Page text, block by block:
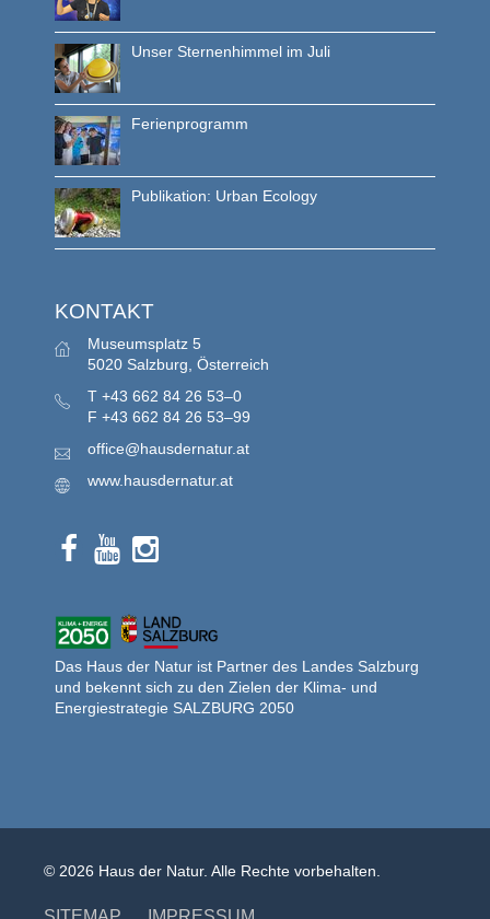
Unser Sternenhimmel im Juli
Ferienprogramm
Publikation: Urban Ecology
KONTAKT
Museumsplatz 5
5020 Salzburg, Österreich
T +43 662 84 26 53–0
F +43 662 84 26 53–99
office@hausdernatur.at
www.hausdernatur.at
Das Haus der Natur ist Partner des Landes Salzburg
und bekennt sich zu den Zielen der Klima- und
Energiestrategie SALZBURG 2050
© 2026 Haus der Natur. Alle Rechte vorbehalten.